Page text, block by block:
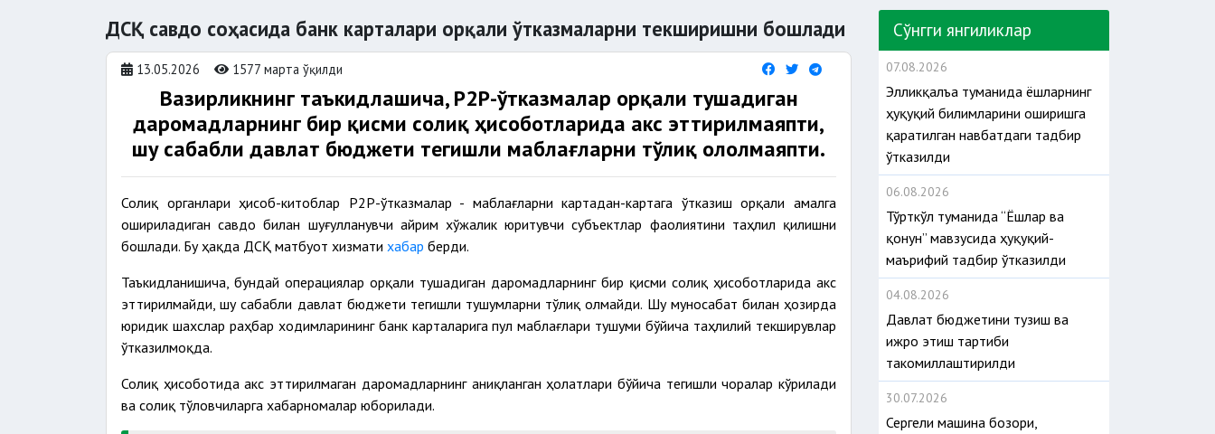
ДСҚ савдо соҳасида банк карталари орқали ўтказмаларни текширишни бошлади
13.05.2026 1577 марта ўқилди
Вазирликнинг таъкидлашича, P2P-ўтказмалар орқали тушадиган
даромадларнинг бир қисми солиқ ҳисоботларида акс эттирилмаяпти,
шу сабабли давлат бюджети тегишли маблағларни тўлиқ ололмаяпти.
Солиқ органлари ҳисоб-китоблар P2P-ўтказмалар - маблағларни картадан-картага ўтказиш орқали амалга
ошириладиган савдо билан шуғулланувчи айрим хўжалик юритувчи субъектлар фаолиятини таҳлил қилишни
бошлади. Бу ҳақда ДСҚ матбуот хизмати хабар берди.
Таъкидланишича, бундай операциялар орқали тушадиган даромадларнинг бир қисми солиқ ҳисоботларида акс
эттирилмайди, шу сабабли давлат бюджети тегишли тушумларни тўлиқ олмайди. Шу муносабат билан ҳозирда
юридик шахслар раҳбар ходимларининг банк карталарига пул маблағлари тушуми бўйича таҳлилий текширувлар
ўтказилмоқда.
Солиқ ҳисоботида акс эттирилмаган даромадларнинг аниқланган ҳолатлари бўйича тегишли чоралар кўрилади
ва солиқ тўловчиларга хабарномалар юборилади.
Сўнгги янгиликлар
07.08.2026
Элликқалъа туманида ёшларнинг
ҳуқуқий билимларини оширишга
қаратилган навбатдаги тадбир
ўтказилди
06.08.2026
Тўрткўл туманида “Ёшлар ва
қонун” мавзусида ҳуқуқий-
маърифий тадбир ўтказилди
04.08.2026
Давлат бюджетини тузиш ва
ижро этиш тартиби
такомиллаштирилди
30.07.2026
Сергели машина бозори,